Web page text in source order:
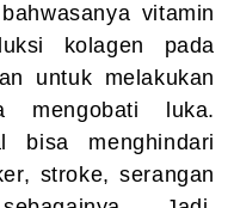
vitamin
kolagen pada
untuk melakukan
mengobati luka.
menghindari
stroke, serangan